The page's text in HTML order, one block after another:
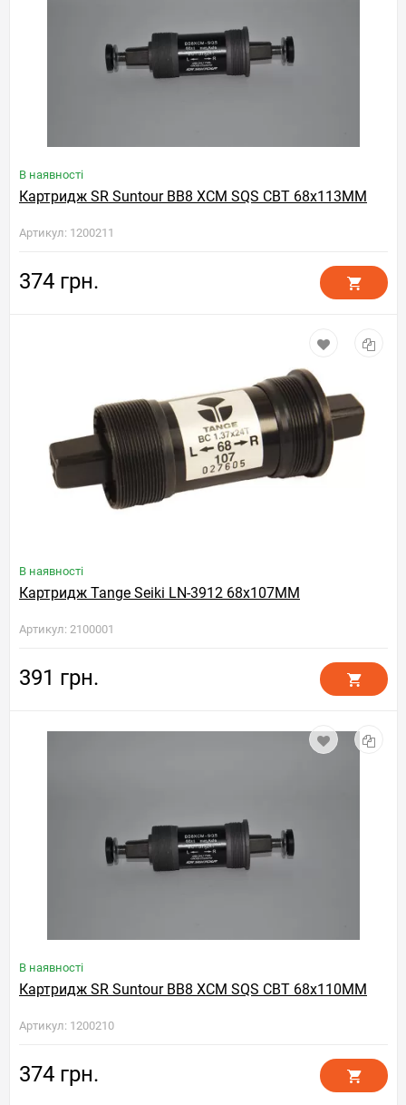
В наявності
Картридж SR Suntour BB8 XCM SQS CBT 68x113MM
Артикул: 1200211
374 грн.
В наявності
Картридж Tange Seiki LN-3912 68x107MM
Артикул: 2100001
391 грн.
В наявності
Картридж SR Suntour BB8 XCM SQS CBT 68x110MM
Артикул: 1200210
374 грн.